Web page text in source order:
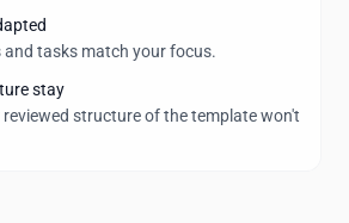
and tasks match your focus.
stay
structure of the template won't